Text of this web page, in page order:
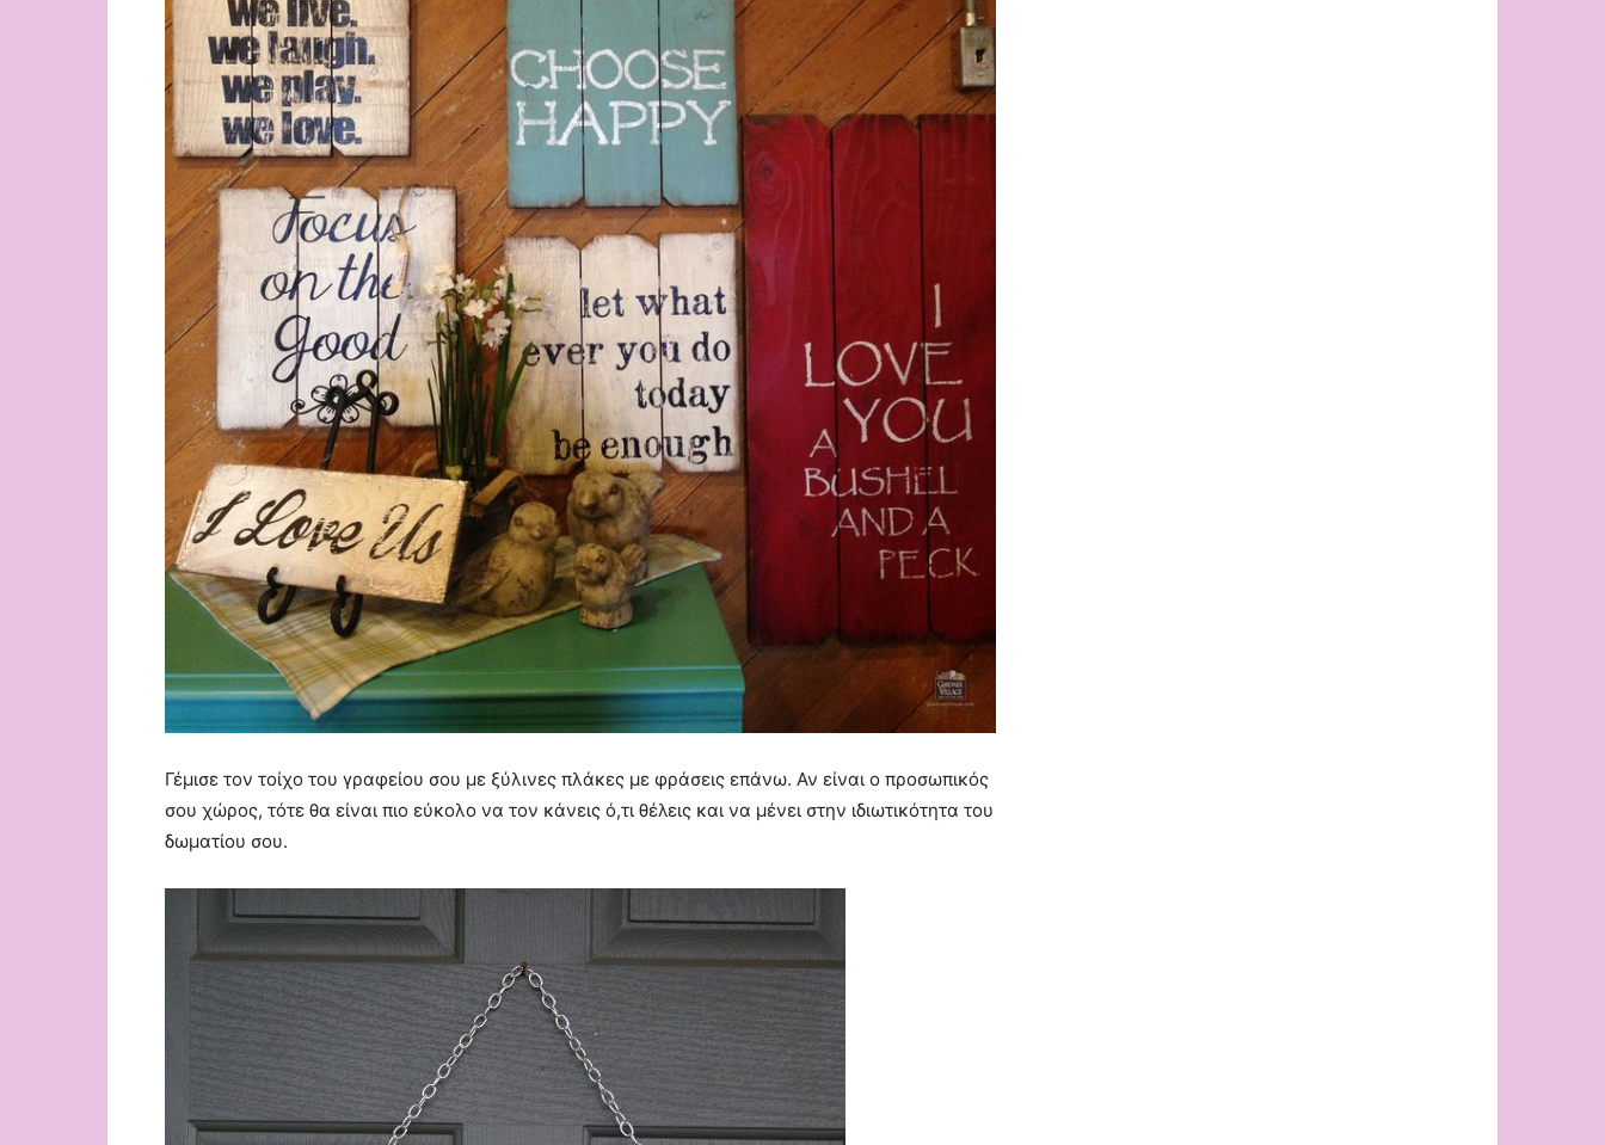
Γέμισε τον τοίχο του γραφείου σου με ξύλινες πλάκες με φράσεις επάνω. Αν είναι ο προσωπικός
σου χώρος, τότε θα είναι πιο εύκολο να τον κάνεις ό,τι θέλεις και να μένει στην ιδιωτικότητα του
δωματίου σου.